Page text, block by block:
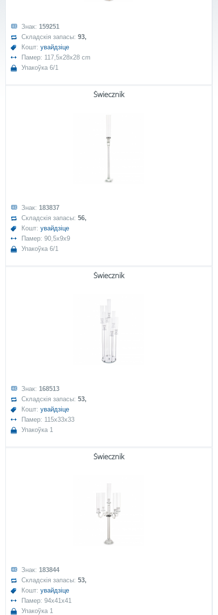
Знак: 159251
Складскія запасы:93,
Кошт:увайдзіце
Памер: 117,5x28x28 cm
Упакоўка 6/1
Świecznik
Знак: 183837
Складскія запасы:56,
Кошт:увайдзіце
Памер: 90,5x9x9
Упакоўка 6/1
Świecznik
Знак: 168513
Складскія запасы:53,
Кошт:увайдзіце
Памер: 115x33x33
Упакоўка 1
Świecznik
Знак: 183844
Складскія запасы:53,
Кошт:увайдзіце
Памер: 94x41x41
Упакоўка 1